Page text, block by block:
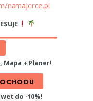
namajorce.pl
Mapa + Planer!
do -10%!